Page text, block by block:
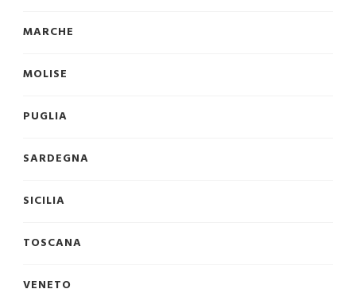
MARCHE
MOLISE
PUGLIA
SARDEGNA
SICILIA
TOSCANA
VENETO